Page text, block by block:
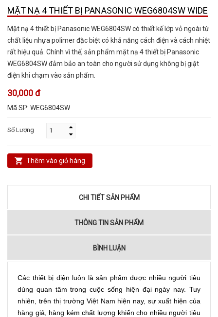
MẶT NẠ 4 THIẾT BỊ PANASONIC WEG6804SW WIDE
Mặt nạ 4 thiết bị Panasonic WEG6804SW có thiết kế lớp vỏ ngoài từ
chất liệu nhựa polimer đặc biệt có khả năng cách điện và cách nhiệt
rất hiệu quả. Chính vì thế, sản phẩm mặt nạ 4 thiết bị Panasonic
WEG6804SW đảm bảo an toàn cho người sử dụng không bị giật
điện khi chạm vào sản phẩm.
30,000 đ
Mã SP: WEG6804SW
Số Lượng
Thêm vào giỏ hàng
CHI TIẾT SẢN PHẨM
THÔNG TIN SẢN PHẨM
BÌNH LUẬN
Các thiết bị điện luôn là sản phẩm được nhiều người tiêu
dùng quan tâm trong cuộc sống hiện đại ngày nay. Tuy
nhiên, trên thị trường Việt Nam hiện nay, sự xuất hiện của
hàng giả, hàng kém chất lượng khiến cho nhiều người tiêu